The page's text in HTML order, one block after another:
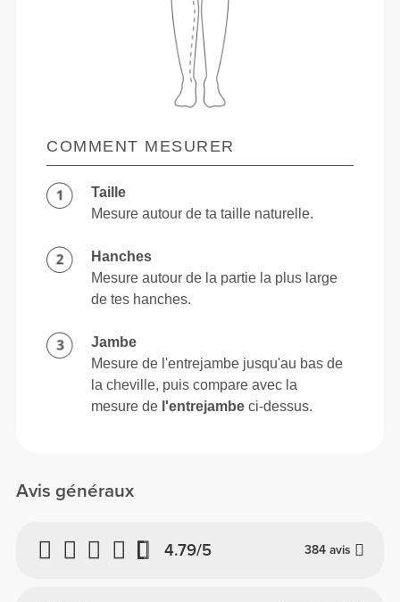
Avis généraux
4.79/5 384 avis
COMMENT MESURER
Taille
Mesure autour de ta taille naturelle.
Hanches
Mesure autour de la partie la plus large
de tes hanches.
Jambe
Mesure de l'entrejambe jusqu'au bas de
la cheville, puis compare avec la
mesure de l'entrejambe ci-dessus.